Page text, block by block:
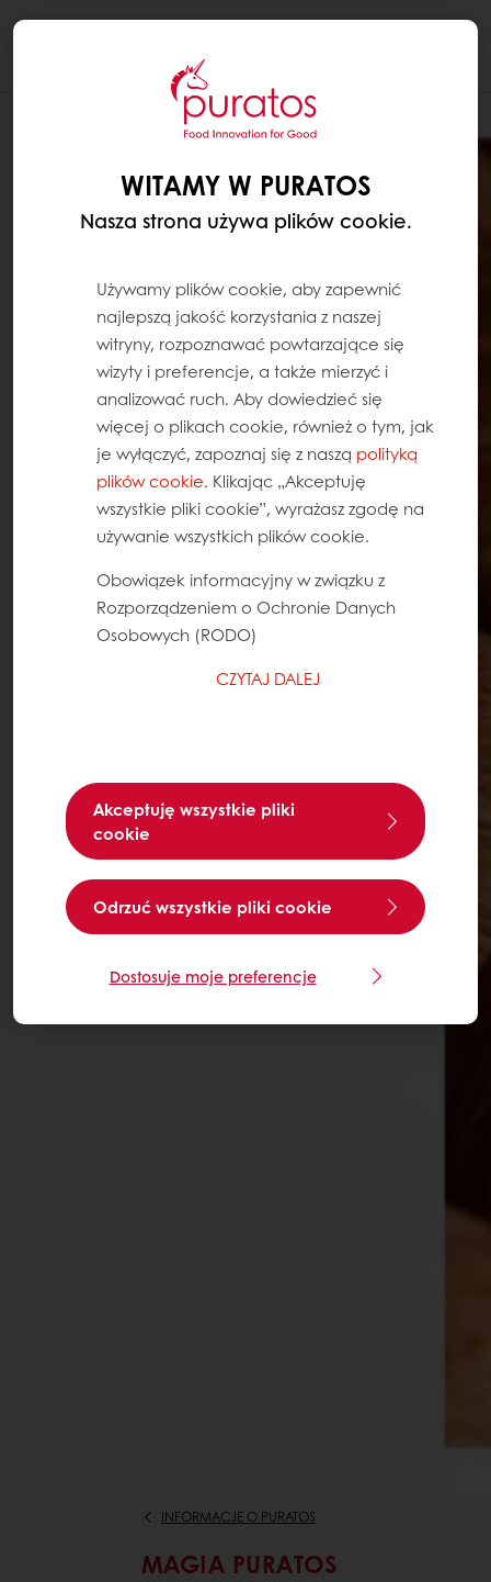
INFORMACJE O PURATOS
MAGIA PURATOS
WITAMY W PURATOS
Nasza strona używa plików cookie.
Używamy plików cookie, aby zapewnić
najlepszą jakość korzystania z naszej
witryny, rozpoznawać powtarzające się
wizyty i preferencje, a także mierzyć i
analizować ruch. Aby dowiedzieć się
więcej o plikach cookie, również o tym, jak
je wyłączyć, zapoznaj się z naszą polityką
plików cookie. Klikając „Akceptuję
wszystkie pliki cookie”, wyrażasz zgodę na
używanie wszystkich plików cookie.
Obowiązek informacyjny w związku z
Rozporządzeniem o Ochronie Danych
Osobowych (RODO)
CZYTAJ DALEJ
Akceptuję wszystkie pliki
cookie
Odrzuć wszystkie pliki cookie
Dostosuje moje preferencje